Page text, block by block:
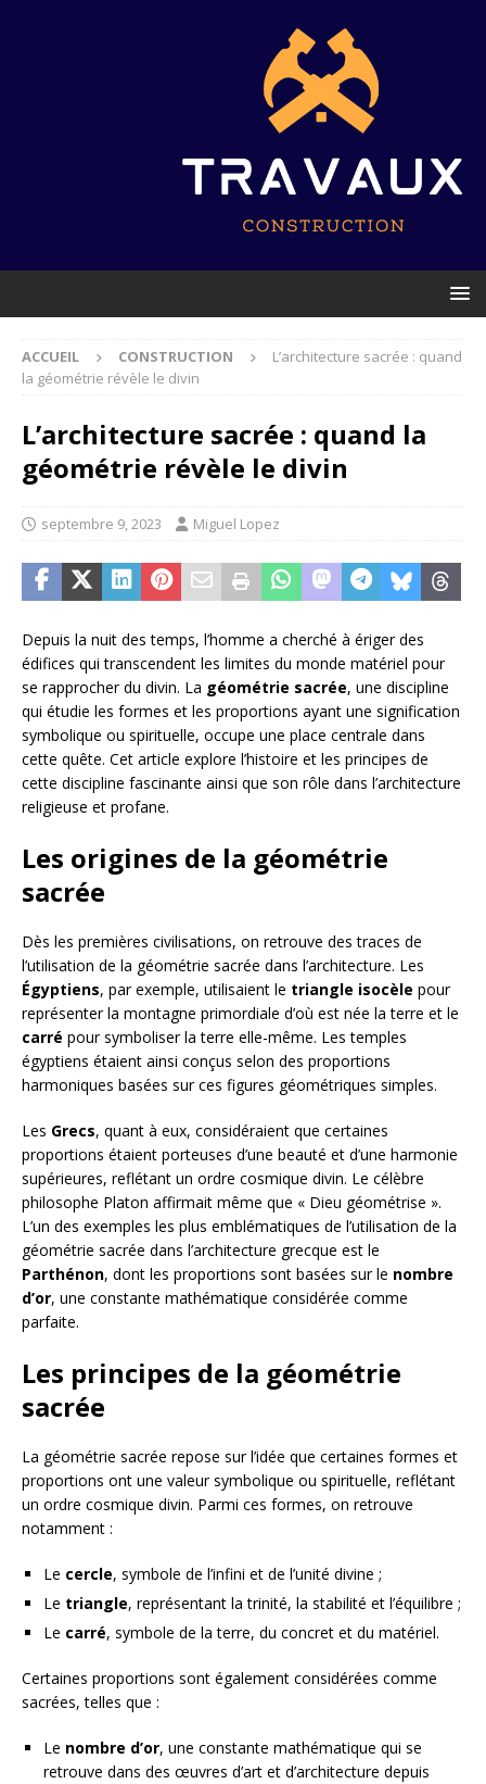
ACCUEIL CONSTRUCTION
L’architecture sacrée : quand
la géométrie révèle le divin
L’architecture sacrée : quand la
géométrie révèle le divin
septembre 9, 2023 Miguel Lopez
Depuis la nuit des temps, l’homme a cherché à ériger des
édifices qui transcendent les limites du monde matériel pour
se rapprocher du divin. La géométrie sacrée, une discipline
qui étudie les formes et les proportions ayant une signification
symbolique ou spirituelle, occupe une place centrale dans
cette quête. Cet article explore l’histoire et les principes de
cette discipline fascinante ainsi que son rôle dans l’architecture
religieuse et profane.
Les origines de la géométrie
sacrée
Dès les premières civilisations, on retrouve des traces de
l’utilisation de la géométrie sacrée dans l’architecture. Les
Égyptiens, par exemple, utilisaient le triangle isocèle pour
représenter la montagne primordiale d’où est née la terre et le
carré pour symboliser la terre elle-même. Les temples
égyptiens étaient ainsi conçus selon des proportions
harmoniques basées sur ces figures géométriques simples.
Les Grecs, quant à eux, considéraient que certaines
proportions étaient porteuses d’une beauté et d’une harmonie
supérieures, reflétant un ordre cosmique divin. Le célèbre
philosophe Platon affirmait même que « Dieu géométrise ».
L’un des exemples les plus emblématiques de l’utilisation de la
géométrie sacrée dans l’architecture grecque est le
Parthénon, dont les proportions sont basées sur le nombre
d’or, une constante mathématique considérée comme
parfaite.
Les principes de la géométrie
sacrée
La géométrie sacrée repose sur l’idée que certaines formes et
proportions ont une valeur symbolique ou spirituelle, reflétant
un ordre cosmique divin. Parmi ces formes, on retrouve
notamment :
Le cercle, symbole de l’infini et de l’unité divine ;
Le triangle, représentant la trinité, la stabilité et l’équilibre ;
Le carré, symbole de la terre, du concret et du matériel.
Certaines proportions sont également considérées comme
sacrées, telles que :
Le nombre d’or, une constante mathématique qui se
retrouve dans des œuvres d’art et d’architecture depuis